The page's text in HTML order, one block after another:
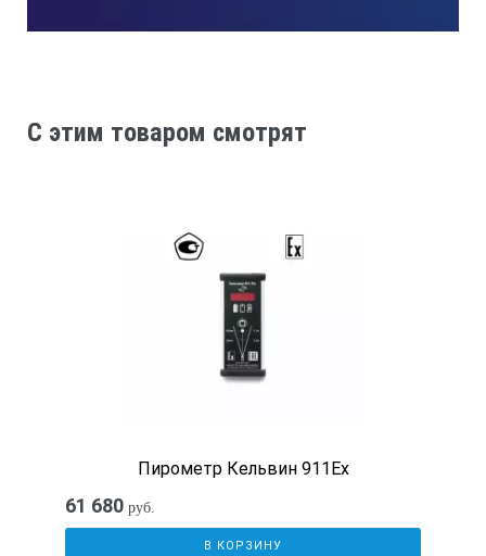
Технические характеристики пирометра
Оптическое разрешение, (D:S)
±1.5
C этим товаром смотрят
Пирометр Кельвин 911Ex
61 680 руб.
В КОРЗИНУ